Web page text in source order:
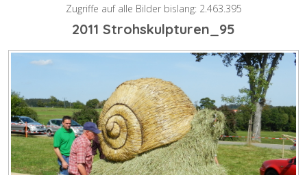
Zugriffe auf alle Bilder bislang: 2.463.395
2011 Strohskulpturen_95